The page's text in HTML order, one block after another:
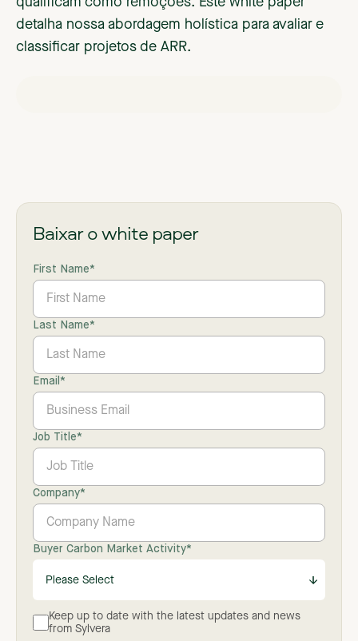
detalha nossa abordagem holística para avaliar e
classificar projetos de ARR.
Baixar o white paper
First Name*
Last Name*
Email *
Job Title*
Company*
Buyer Carbon Market Activity*
Keep up to date with the latest updates and news
from Sylvera